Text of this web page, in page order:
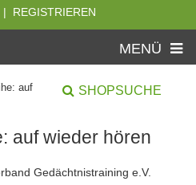
REGISTRIEREN
MENÜ
auf
SHOPSUCHE
auf wieder hören
Gedächtnistraining e.V.